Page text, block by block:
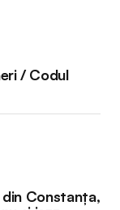
/ Codul
Constanța,